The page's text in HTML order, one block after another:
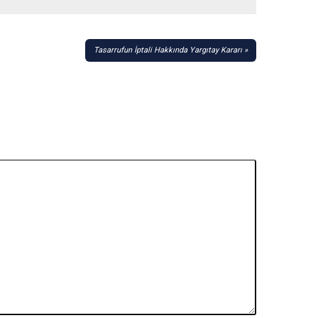
Tasarrufun İptali Hakkında Yargıtay Kararı